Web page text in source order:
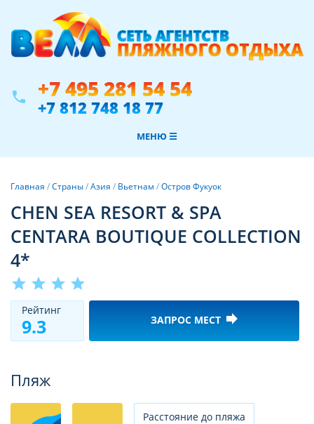
phone +7 495 281 54 54
+7 812 748 18 77
МЕНЮ ☰
Главная /Страны/Азия / Вьетнам /Остров Фукуок
CHEN SEA RESORT & SPA
CENTARA BOUTIQUE COLLECTION
4*
star star star star
Рeйтинг
9.3 ЗАПРОС МЕСТ forward
Пляж
Расстояние до пляжа